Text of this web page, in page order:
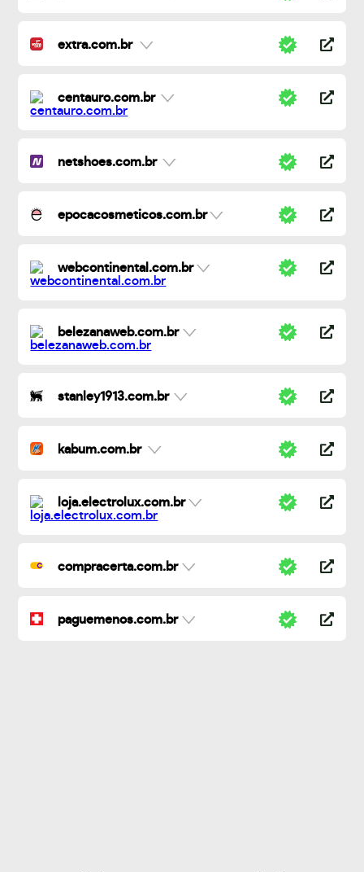
extra.com.br
centauro.com.br
netshoes.com.br
epocacosmeticos.com.br
webcontinental.com.br
belezanaweb.com.br
stanley1913.com.br
kabum.com.br
loja.electrolux.com.br
compracerta.com.br
paguemenos.com.br